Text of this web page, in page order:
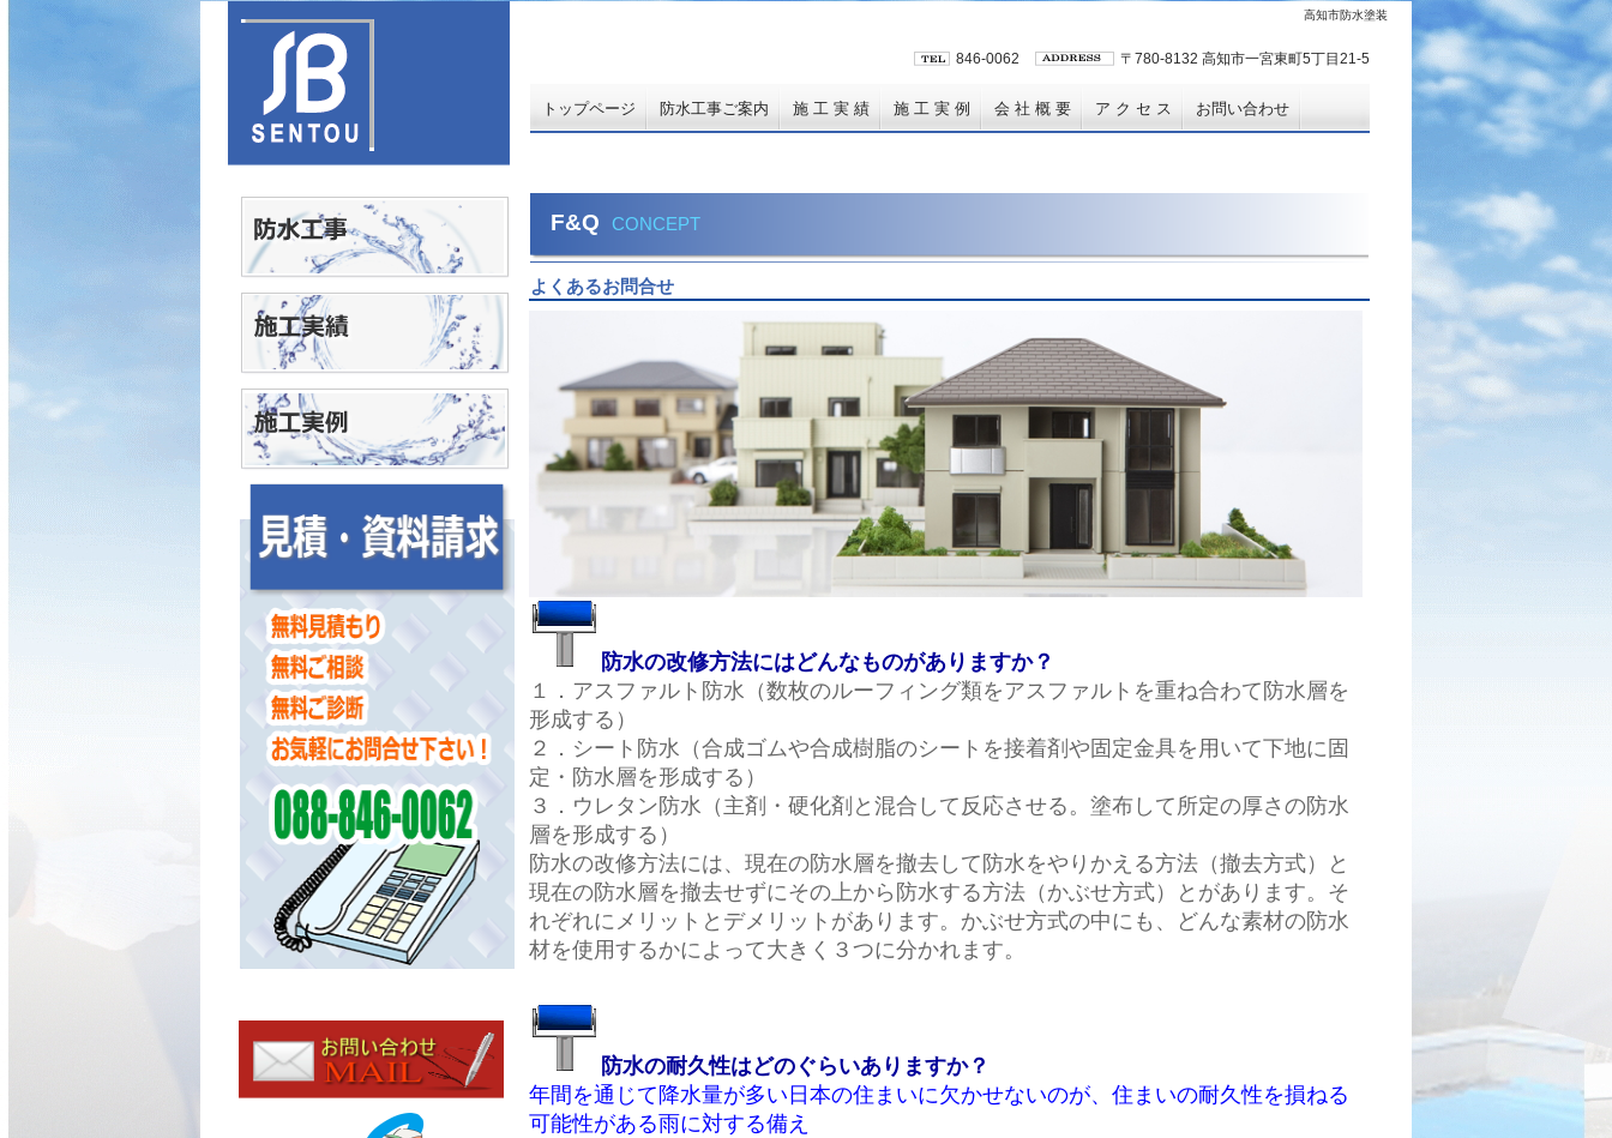
高知市防水塗装
846-0062 〒780-8132 高知市一宮東町5丁目21-5
F&Q CONCEPT
よくあるお問合せ
防水の改修方法にはどんなものがありますか？
１．アスファルト防水（数枚のルーフィング類をアスファルトを重ね合わて防水層を
形成する）
２．シート防水（合成ゴムや合成樹脂のシートを接着剤や固定金具を用いて下地に固
定・防水層を形成する）
３．ウレタン防水（主剤・硬化剤と混合して反応させる。塗布して所定の厚さの防水
層を形成する）
防水の改修方法には、現在の防水層を撤去して防水をやりかえる方法（撤去方式）と
現在の防水層を撤去せずにその上から防水する方法（かぶせ方式）とがあります。そ
れぞれにメリットとデメリットがあります。かぶせ方式の中にも、どんな素材の防水
材を使用するかによって大きく３つに分かれます。
防水の耐久性はどのぐらいありますか？
年間を通じて降水量が多い日本の住まいに欠かせないのが、住まいの耐久性を損ねる
可能性がある雨に対する備え
トップページ 防水工事ご案内 施 工 実 績 施 工 実 例 会 社 概 要 ア ク セ ス お問い合わせ